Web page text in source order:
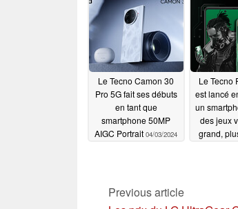
09/13/2024
Le Tecno Camon 30
Pro 5G fait ses débuts
en tant que
smartphone 50MP
AIGC Portrait 04/03/2024
Le Tecno
est lancé
un
des jeux
grand,
Previous article